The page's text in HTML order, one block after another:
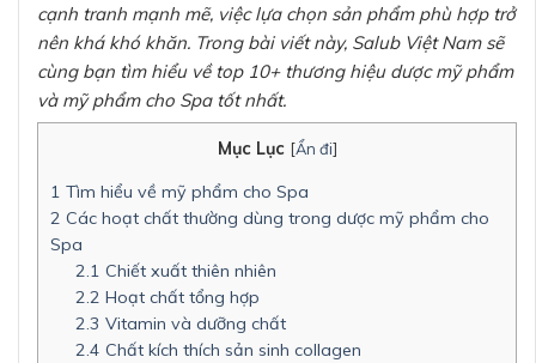
cạnh tranh mạnh mẽ, việc lựa chọn sản phẩm phù hợp trở
nên khá khó khăn. Trong bài viết này, Salub Việt Nam sẽ
cùng bạn tìm hiểu về top 10+ thương hiệu dược mỹ phẩm
và mỹ phẩm cho Spa tốt nhất.
Mục Lục [Ẩn đi]
1 Tìm hiểu về mỹ phẩm cho Spa
2 Các hoạt chất thường dùng trong dược mỹ phẩm cho
Spa
2.1 Chiết xuất thiên nhiên
2.2 Hoạt chất tổng hợp
2.3 Vitamin và dưỡng chất
2.4 Chất kích thích sản sinh collagen